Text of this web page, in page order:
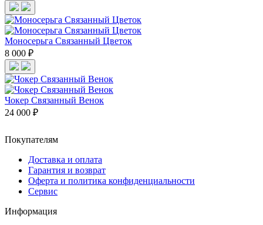
Моносерьга Связанный Цветок
8 000 ₽
Чокер Связанный Венок
24 000 ₽
Покупателям
Доставка и оплата
Гарантия и возврат
Оферта и политика конфиденциальности
Сервис
Информация